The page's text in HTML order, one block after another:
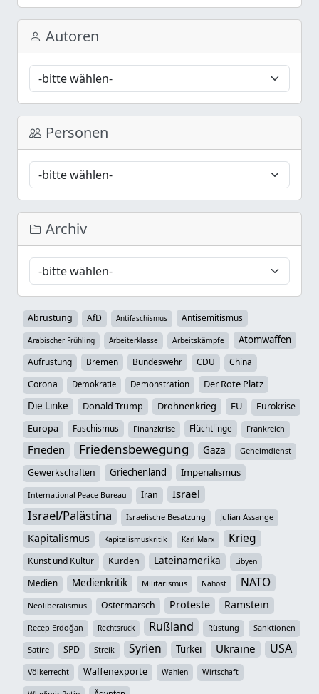
Autoren
Personen
Archiv
Abrüstung AfD Antifaschismus Antisemitismus
Arabischer Frühling Arbeiterklasse Arbeitskämpfe Atomwaffen
Aufrüstung Bremen Bundeswehr CDU
China
Corona
Demokratie Demonstration
Der Rote Platz
Die Linke
Donald Trump Drohnenkrieg EU
Eurokrise
Europa
Faschismus Finanzkrise Flüchtlinge Frankreich
Frieden Friedensbewegung Gaza Geheimdienst
Gewerkschaften Griechenland Imperialismus
International Peace Bureau Iran Israel
Israel/Palästina Israelische Besatzung Julian Assange
Kapitalismus Kapitalismuskritik Karl Marx Krieg
Kunst und Kultur Kurden Lateinamerika Libyen
Medien Medienkritik Militarismus Nahost NATO
Neoliberalismus Ostermarsch Proteste Ramstein
Recep Erdoğan Rechtsruck Rußland Rüstung Sanktionen
Satire SPD Streik Syrien Türkei Ukraine USA
Völkerrecht Waffenexporte Wahlen Wirtschaft